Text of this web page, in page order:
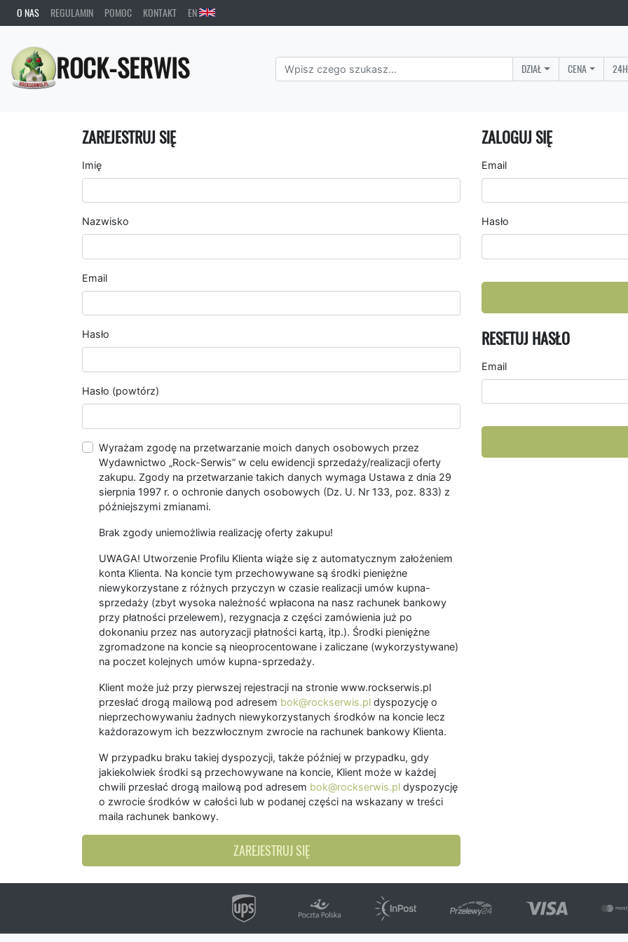
O NAS REGULAMIN POMOC KONTAKT EN
ROCK-SERWIS DZIAŁ CENA
ZAREJESTRUJ SIĘ
Imię
Nazwisko
Email
Hasło
Hasło (powtórz)
Wyrażam zgodę na przetwarzanie moich danych osobowych przez
Wydawnictwo „Rock-Serwis” w celu ewidencji sprzedaży/realizacji oferty
zakupu. Zgody na przetwarzanie takich danych wymaga Ustawa z dnia 29
sierpnia 1997 r. o ochronie danych osobowych (Dz. U. Nr 133, poz. 833) z
późniejszymi zmianami.
Brak zgody uniemożliwia realizację oferty zakupu!
UWAGA! Utworzenie Profilu Klienta wiąże się z automatycznym założeniem
konta Klienta. Na koncie tym przechowywane są środki pieniężne
niewykorzystane z różnych przyczyn w czasie realizacji umów kupna-
sprzedaży (zbyt wysoka należność wpłacona na nasz rachunek bankowy
przy płatności przelewem), rezygnacja z części zamówienia już po
dokonaniu przez nas autoryzacji płatności kartą, itp.). Środki pieniężne
zgromadzone na koncie są nieoprocentowane i zaliczane (wykorzystywane)
na poczet kolejnych umów kupna-sprzedaży.
Klient może już przy pierwszej rejestracji na stronie www.rockserwis.pl
przesłać drogą mailową pod adresem bok@rockserwis.pl dyspozycję o
nieprzechowywaniu żadnych niewykorzystanych środków na koncie lecz
każdorazowym ich bezzwłocznym zwrocie na rachunek bankowy Klienta.
W przypadku braku takiej dyspozycji, także później w przypadku, gdy
jakiekolwiek środki są przechowywane na koncie, Klient może w każdej
chwili przesłać drogą mailową pod adresem bok@rockserwis.pl dyspozycję
o zwrocie środków w całości lub w podanej części na wskazany w treści
maila rachunek bankowy.
ZAREJESTRUJ SIĘ
ZALOGUJ SIĘ
Email
Hasło
RESETUJ HASŁO
Email